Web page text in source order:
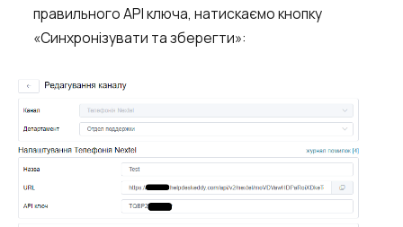
Інтеграція з IP телефонією
Розширений пакет підтримки SLA
Телефонна аналітика для бізнесу
Viber-розсилки
правильного API ключа, натискаємо кнопку
«Синхронізувати та зберегти»: